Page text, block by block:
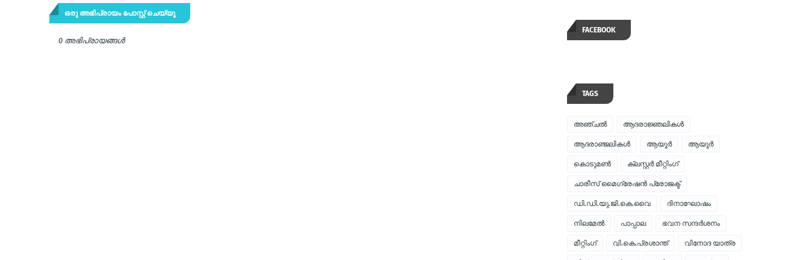
ഒരു അഭിപ്രായം പോസ്റ്റ് ചെയ്യൂ
0 അഭിപ്രായങ്ങള്‍
FACEBOOK
TAGS
അഞ്ചല്‍ ആദരാജ്ഞലികള്‍
ആദരാഞ്ജലികള്‍ ആയൂര്‍ ആയൂർ
കൊടുമണ്‍ ക്ലസ്റ്റര്‍ മീറ്റിംഗ്
ചാരീസ് മൈഗ്രേഷന്‍ പ്രോജക്ട്
ഡി.ഡി.യു.ജി.കെ.വൈ ദിനാഘോഷം
നിലമേല്‍ പാപ്പാല ഭവന സന്ദര്‍ശനം
മീറ്റിംഗ് വി.കെ.പ്രശാന്ത് വിനോദ യാത്ര